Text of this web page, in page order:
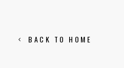
BACK TO HOME